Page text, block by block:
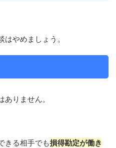
やめましょう。
りません。
きる相手でも損得勘定が働き